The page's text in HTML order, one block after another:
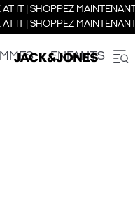
AT IT | SHOPPEZ MAINTENANT
AT IT | SHOPPEZ MAINTENANT
ENFANTS